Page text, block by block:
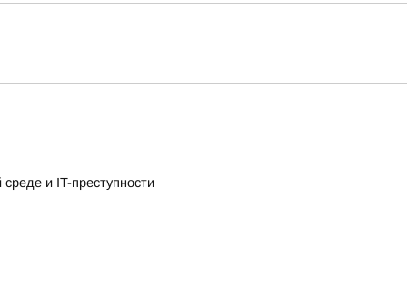
и IT-преступности